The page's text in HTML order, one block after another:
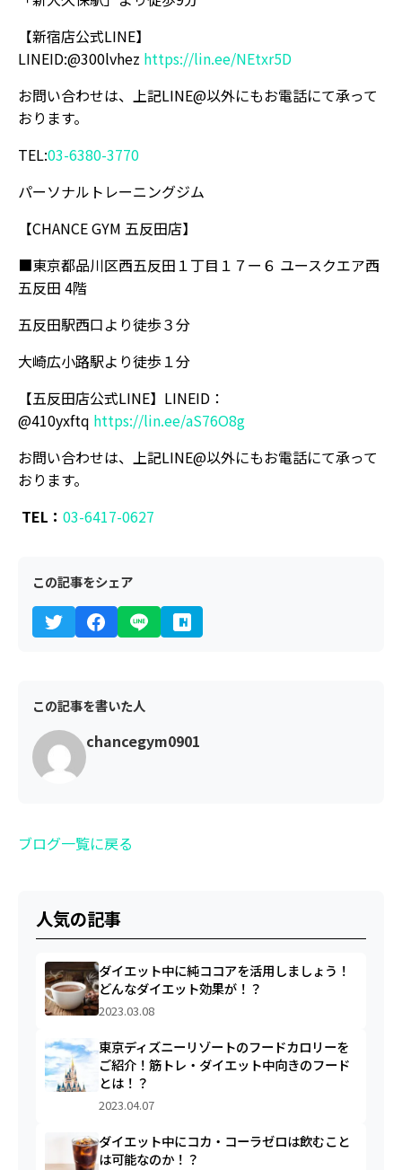
【新宿店公式LINE】
LINEID:@300lvhez https://lin.ee/NEtxr5D
お問い合わせは、上記LINE@以外にもお電話にて承って
おります。
TEL:03-6380-3770
パーソナルトレーニングジム
【CHANCE GYM 五反田店】
■東京都品川区西五反田１丁目１７ー６ ユースクエア西
五反田 4階
五反田駅西口より徒歩３分
大崎広小路駅より徒歩１分
【五反田店公式LINE】LINEID：
@410yxftq https://lin.ee/aS76O8g
お問い合わせは、上記LINE@以外にもお電話にて承って
おります。
TEL： 03-6417-0627
この記事をシェア
この記事を書いた人
chancegym0901
ブログ一覧に戻る
人気の記事
ダイエット中に純ココアを活用しましょう！
どんなダイエット効果が！？
2023.03.08
東京ディズニーリゾートのフードカロリーを
ご紹介！筋トレ・ダイエット中向きのフード
とは！？
2023.04.07
ダイエット中にコカ・コーラゼロは飲むこと
は可能なのか！？